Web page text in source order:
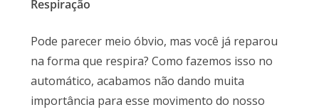
Respiração
Pode parecer meio óbvio, mas você já reparou
na forma que respira? Como fazemos isso no
automático, acabamos não dando muita
importância para esse movimento do nosso